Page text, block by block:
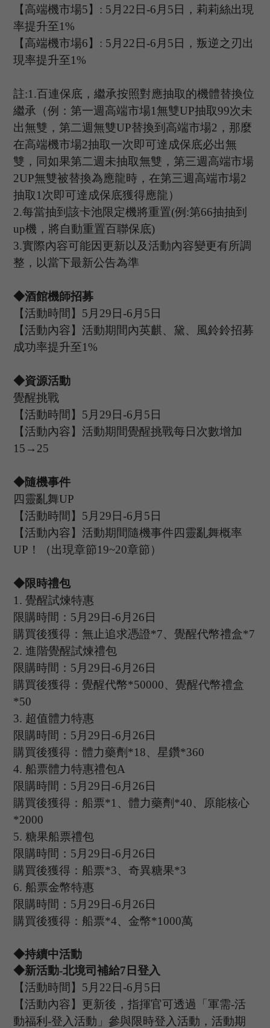
【高端機市場5】 : 5 月 22 日-6 月 5日， 莉莉絲出現
率提升至1%
【高端機市場6】 : 5 月 22 日-6 月 5日，叛逆之刃出
現率提升至1%
註:1.百連保底，繼承按照對應抽取的機體替換位
繼承（例：第一週高端市場1 無雙UP抽取99次未
出無雙，第二週無雙UP替換到高端市場2 ，那麼
在高端機市場2抽取一次即可達成保底必出無
雙，同如果第二週未抽取無雙，第三週高端市場
2UP無雙被替換為應龍時，在第三週高端市場2
抽取 1 次即可達成保底獲得應龍）
2.每當抽到該卡池限定機將重置(例 :第66抽抽到
up機，將自動重置百聯保底)
3.實際內容可能因更新以及活動內容變更有所調
整，以當下最新公告為準
◆酒館機師招募
【活動時間】 5 月 29日-6 月 5日
【活動內容】活動期間內英麒、黛、風鈴鈴招募
成功率提升至1%
◆資源活動
覺醒挑戰
【活動時間】 5 月 29日-6 月 5日
【活動內容】活動期間覺醒挑戰每日次數增加
15→25
◆隨機事件
四靈亂舞UP
【活動時間】 5 月 29日-6 月 5日
【活動內容】活動期間隨機事件四靈亂舞概率
UP ！（出現章節19~20章節）
◆限時禮包
1 . 覺醒試煉特惠
限購時間： 5 月 29日-6 月 26日
購買後獲得：無止追求憑證*7、覺醒代幣禮盒*7
2. 進階覺醒試煉禮包
限購時間： 5 月 29日-6 月 26日
購買後獲得：覺醒代幣*50000、覺醒代幣禮盒
*50
3. 超值體力特惠
限購時間： 5 月 29日-6 月 26日
購買後獲得：體力藥劑 *18、星鑽*360
4. 船票體力特惠禮包A
限購時間： 5 月 29日-6 月 26日
購買後獲得：船票*1、體力藥劑*40、原能核心
*2000
5. 糖果船票禮包
限購時間： 5 月 29日-6 月 26日
購買後獲得：船票*3、奇異糖果*3
6. 船票金幣特惠
限購時間： 5 月 29日-6 月 26日
購買後獲得：船票*4、金幣*1000萬
◆持續中活動
◆新活動-北境司補給7 日登入
【活動時間】 5 月 22 日-6 月 5日
【活動內容】更新後，指揮官可透過「軍需-活
動福利-登入活動」參與限時登入活動，活動期